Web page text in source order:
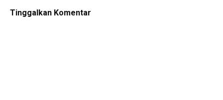
Tinggalkan Komentar